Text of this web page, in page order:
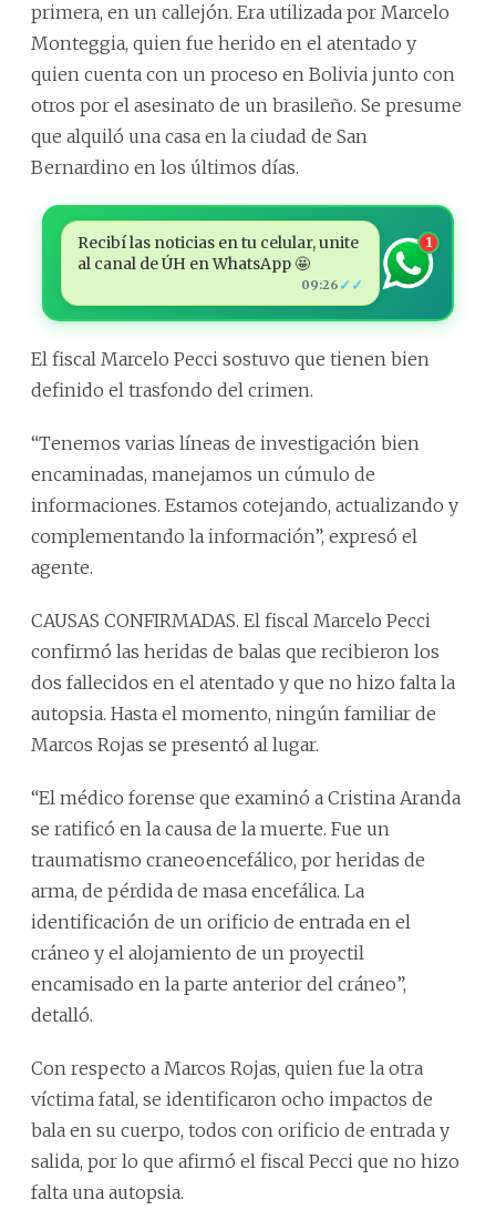
primera, en un callejón. Era utilizada por Marcelo
Monteggia, quien fue herido en el atentado y
quien cuenta con un proceso en Bolivia junto con
otros por el asesinato de un brasileño. Se presume
que alquiló una casa en la ciudad de San
Bernardino en los últimos días.
Recibí las noticias en tu celular, unite
al canal de ÚH en WhatsApp 🤩
09:26 ✓✓
1
El fiscal Marcelo Pecci sostuvo que tienen bien
definido el trasfondo del crimen.
“Tenemos varias líneas de investigación bien
encaminadas, manejamos un cúmulo de
informaciones. Estamos cotejando, actualizando y
complementando la información”, expresó el
agente.
CAUSAS CONFIRMADAS. El fiscal Marcelo Pecci
confirmó las heridas de balas que recibieron los
dos fallecidos en el atentado y que no hizo falta la
autopsia. Hasta el momento, ningún familiar de
Marcos Rojas se presentó al lugar.
“El médico forense que examinó a Cristina Aranda
se ratificó en la causa de la muerte. Fue un
traumatismo craneoencefálico, por heridas de
arma, de pérdida de masa encefálica. La
identificación de un orificio de entrada en el
cráneo y el alojamiento de un proyectil
encamisado en la parte anterior del cráneo”,
detalló.
Con respecto a Marcos Rojas, quien fue la otra
víctima fatal, se identificaron ocho impactos de
bala en su cuerpo, todos con orificio de entrada y
salida, por lo que afirmó el fiscal Pecci que no hizo
falta una autopsia.